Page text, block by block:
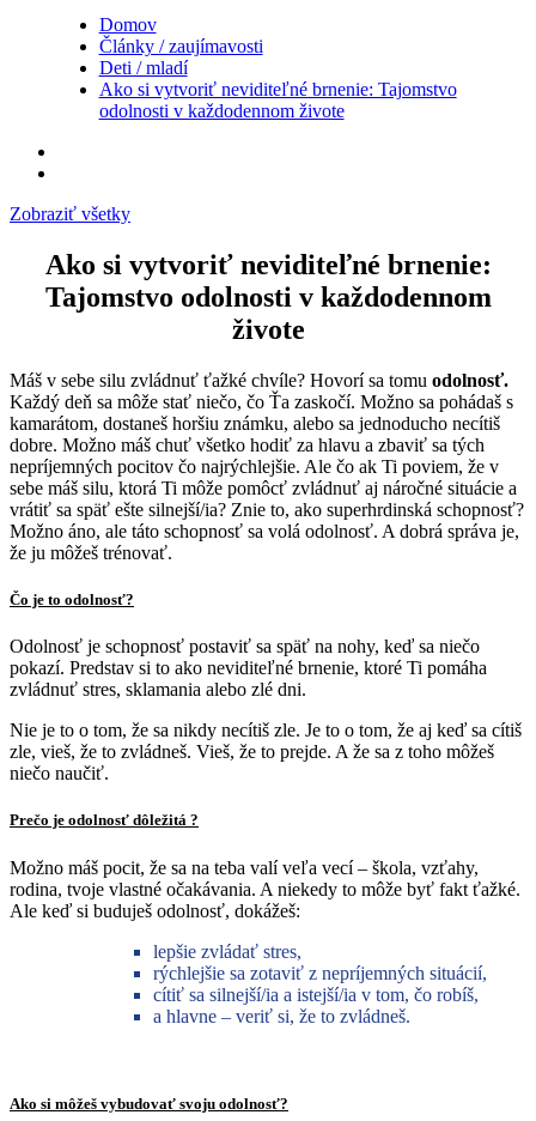
Domov
Články / zaujímavosti
Deti / mladí
Ako si vytvoriť neviditeľné brnenie: Tajomstvo
odolnosti v každodennom živote
Zobraziť všetky
Ako si vytvoriť neviditeľné brnenie:
Tajomstvo odolnosti v každodennom
živote
Máš v sebe silu zvládnuť ťažké chvíle? Hovorí sa tomu odolnosť.
Každý deň sa môže stať niečo, čo Ťa zaskočí. Možno sa pohádaš s
kamarátom, dostaneš horšiu známku, alebo sa jednoducho necítiš
dobre. Možno máš chuť všetko hodiť za hlavu a zbaviť sa tých
nepríjemných pocitov čo najrýchlejšie. Ale čo ak Ti poviem, že v
sebe máš silu, ktorá Ti môže pomôcť zvládnuť aj náročné situácie a
vrátiť sa späť ešte silnejší/ia? Znie to, ako superhrdinská schopnosť?
Možno áno, ale táto schopnosť sa volá odolnosť. A dobrá správa je,
že ju môžeš trénovať.
Čo je to odolnosť?
Odolnosť je schopnosť postaviť sa späť na nohy, keď sa niečo
pokazí. Predstav si to ako neviditeľné brnenie, ktoré Ti pomáha
zvládnuť stres, sklamania alebo zlé dni.
Nie je to o tom, že sa nikdy necítiš zle. Je to o tom, že aj keď sa cítiš
zle, vieš, že to zvládneš. Vieš, že to prejde. A že sa z toho môžeš
niečo naučiť.
Prečo je odolnosť dôležitá ?
Možno máš pocit, že sa na teba valí veľa vecí – škola, vzťahy,
rodina, tvoje vlastné očakávania. A niekedy to môže byť fakt ťažké.
Ale keď si buduješ odolnosť, dokážeš:
lepšie zvládať stres,
rýchlejšie sa zotaviť z nepríjemných situácií,
cítiť sa silnejší/ia a istejší/ia v tom, čo robíš,
a hlavne – veriť si, že to zvládneš.
Ako si môžeš vybudovať svoju odolnosť?